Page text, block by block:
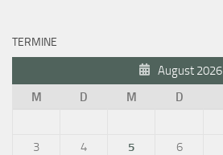
TERMINE
August 2026
M
D M D
3
4 5 6